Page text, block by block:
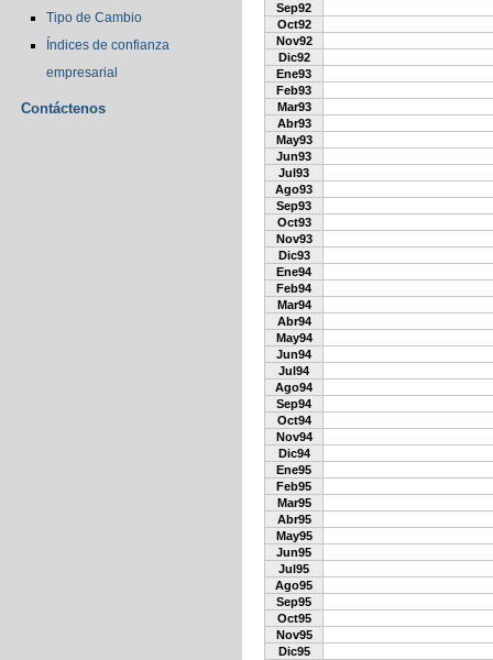
Tipo de Cambio
Índices de confianza
empresarial
Contáctenos
Sep92
Oct92
Nov92
Dic92
Ene93
Feb93
Mar93
Abr93
May93
Jun93
Jul93
Ago93
Sep93
Oct93
Nov93
Dic93
Ene94
Feb94
Mar94
Abr94
May94
Jun94
Jul94
Ago94
Sep94
Oct94
Nov94
Dic94
Ene95
Feb95
Mar95
Abr95
May95
Jun95
Jul95
Ago95
Sep95
Oct95
Nov95
Dic95